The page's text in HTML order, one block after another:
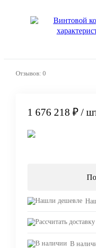
Отзывов: 0
1 676 218 ₽ /
В